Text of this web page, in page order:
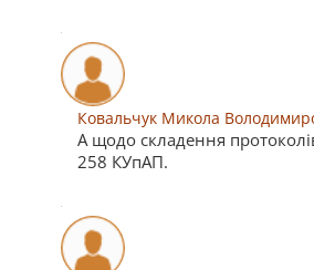
Ковальчук Микола
А щодо складення
258 КУпАП.